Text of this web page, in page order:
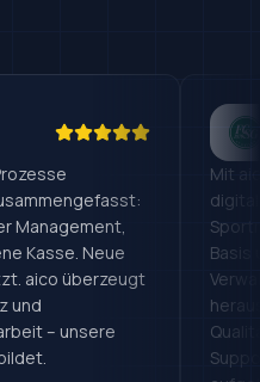
Management,
Kasse. Neue
aico überzeugt
und
– unsere
Mit
Basis